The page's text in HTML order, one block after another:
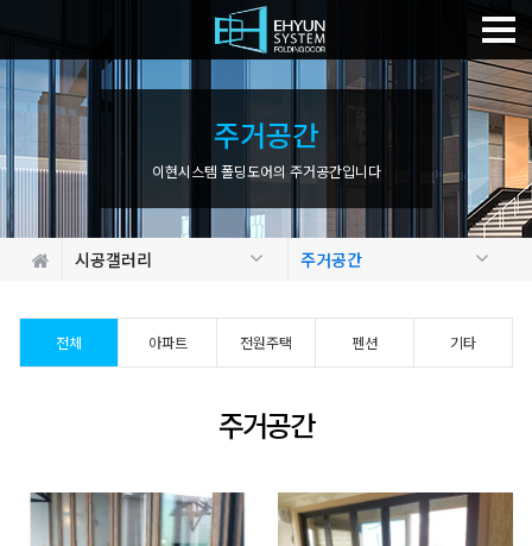
주거공간
이현시스템 폴딩도어의 주거공간입니다
시공갤러리 주거공간
전체 아파트 전원주택 펜션 기타
주거공간